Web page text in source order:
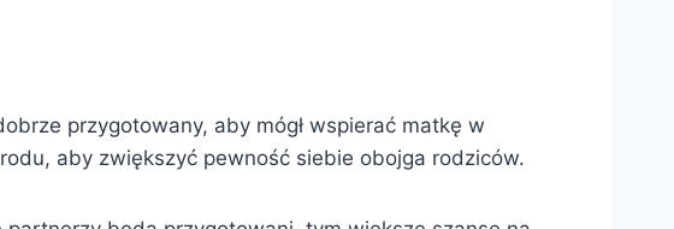
przygotowany, aby mógł wspierać matkę w
aby zwiększyć pewność siebie obojga rodziców.